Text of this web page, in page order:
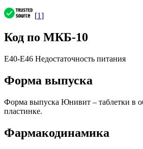
[1]
Код по МКБ-10
E40-E46 Недостаточность питания
Форма выпуска
Форма выпуска Юнивит – таблетки в
пластинке.
Фармакодинамика